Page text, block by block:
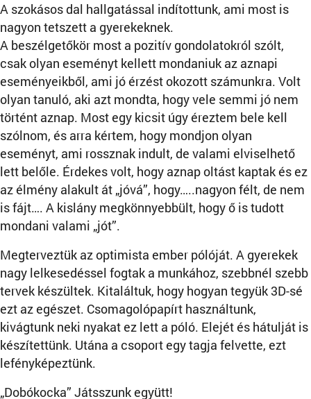
A szokásos dal hallgatással indítottunk, ami most is
nagyon tetszett a gyerekeknek.
A beszélgetőkör most a pozitív gondolatokról szólt,
csak olyan eseményt kellett mondaniuk az aznapi
eseményeikből, ami jó érzést okozott számunkra. Volt
olyan tanuló, aki azt mondta, hogy vele semmi jó nem
történt aznap. Most egy kicsit úgy éreztem bele kell
szólnom, és arra kértem, hogy mondjon olyan
eseményt, ami rossznak indult, de valami elviselhető
lett belőle. Érdekes volt, hogy aznap oltást kaptak és ez
az élmény alakult át „jóvá”, hogy…..nagyon félt, de nem
is fájt…. A kislány megkönnyebbült, hogy ő is tudott
mondani valami „jót”.
Megterveztük az optimista ember pólóját. A gyerekek
nagy lelkesedéssel fogtak a munkához, szebbnél szebb
tervek készültek. Kitaláltuk, hogy hogyan tegyük 3D-sé
ezt az egészet. Csomagolópapírt használtunk,
kivágtunk neki nyakat ez lett a póló. Elejét és hátulját is
készítettünk. Utána a csoport egy tagja felvette, ezt
lefényképeztünk.
„Dobókocka” Játsszunk együtt!